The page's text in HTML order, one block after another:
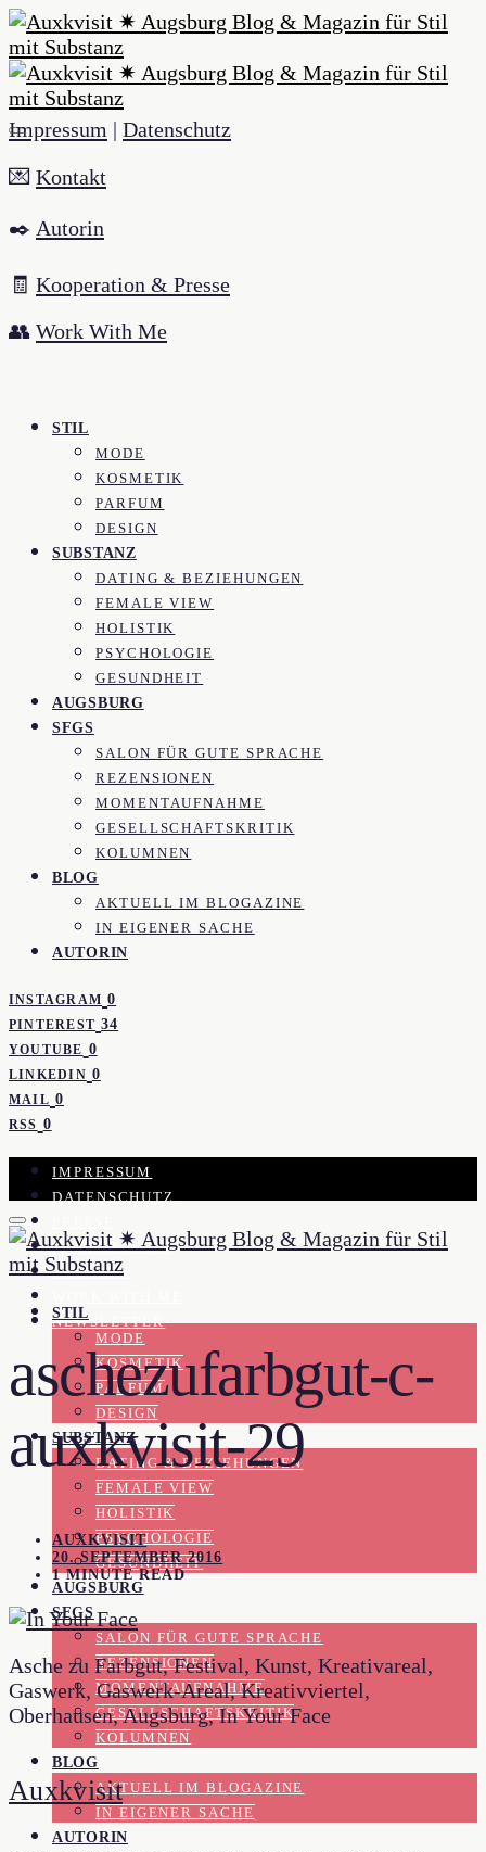
Impressum | Datenschutz
💌 Kontakt
✒️ Autorin
🧾 Kooperation & Presse
👥 Work With Me
STIL
MODE
KOSMETIK
PARFUM
DESIGN
SUBSTANZ
DATING & BEZIEHUNGEN
FEMALE VIEW
HOLISTIK
PSYCHOLOGIE
GESUNDHEIT
AUGSBURG
SFGS
SALON FÜR GUTE SPRACHE
REZENSIONEN
MOMENTAUFNAHME
GESELLSCHAFTSKRITIK
KOLUMNEN
BLOG
AKTUELL IM BLOGAZINE
IN EIGENER SACHE
AUTORIN
INSTAGRAM 0
PINTEREST 34
YOUTUBE 0
LINKEDIN 0
MAIL 0
RSS 0
IMPRESSUM
DATENSCHUTZ
KOOPERATION
KONTAKT
NEWSLETTER
STIL
MODE
KOSMETIK
PARFUM
DESIGN
SUBSTANZ
DATING & BEZIEHUNGEN
FEMALE VIEW
HOLISTIK
PSYCHOLOGIE
GESUNDHEIT
AUGSBURG
SFGS
SALON FÜR GUTE SPRACHE
REZENSIONEN
MOMENTAUFNAHME
GESELLSCHAFTSKRITIK
KOLUMNEN
BLOG
AKTUELL IM BLOGAZINE
IN EIGENER SACHE
AUTORIN
aschezufarbgut-c-
auxkvisit-29
AUXKVISIT
20. SEPTEMBER 2016
1 MINUTE READ
Asche zu Farbgut, Festival, Kunst, Kreativareal,
Gaswerk, Gaswerk-Areal, Kreativviertel,
Oberhausen, Augsburg, In Your Face
Auxkvisit